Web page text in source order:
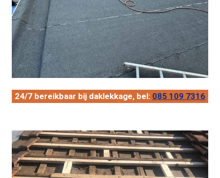
24/7 bereikbaar bij daklekkage, bel: 085 109 7316